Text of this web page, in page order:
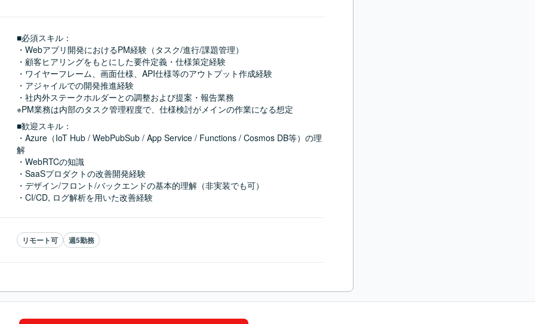
■必須スキル：
・Webアプリ開発におけるPM経験（タスク/進行/課題管理）
・顧客ヒアリングをもとにした要件定義・仕様策定経験
・ワイヤーフレーム、画面仕様、API仕様等のアウトプット作成経験
・アジャイルでの開発推進経験
・社内外ステークホルダーとの調整および提案・報告業務
※PM業務は内部のタスク管理程度で、仕様検討がメインの作業になる想定
■歓迎スキル：
・Azure（IoT Hub / WebPubSub / App Service / Functions / Cosmos DB等）の理
解
・WebRTCの知識
・SaaSプロダクトの改善開発経験
・デザイン/フロント/バックエンドの基本的理解（非実装でも可）
・CI/CD, ログ解析を用いた改善経験
リモート可 週5勤務